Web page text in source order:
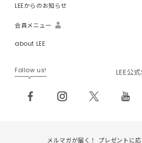
LEEからのお知らせ
会員メニュー
about LEE
Follow us! LEE公
メルマガが届く！ プレゼントに応